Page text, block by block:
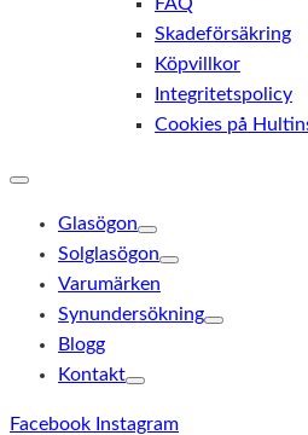
Skadeförsäkring
Köpvillkor
Integritetspolicy
Cookies på
Glasögon
Solglasögon
Varumärken
Synundersökning
Blogg
Kontakt
Facebook Instagram